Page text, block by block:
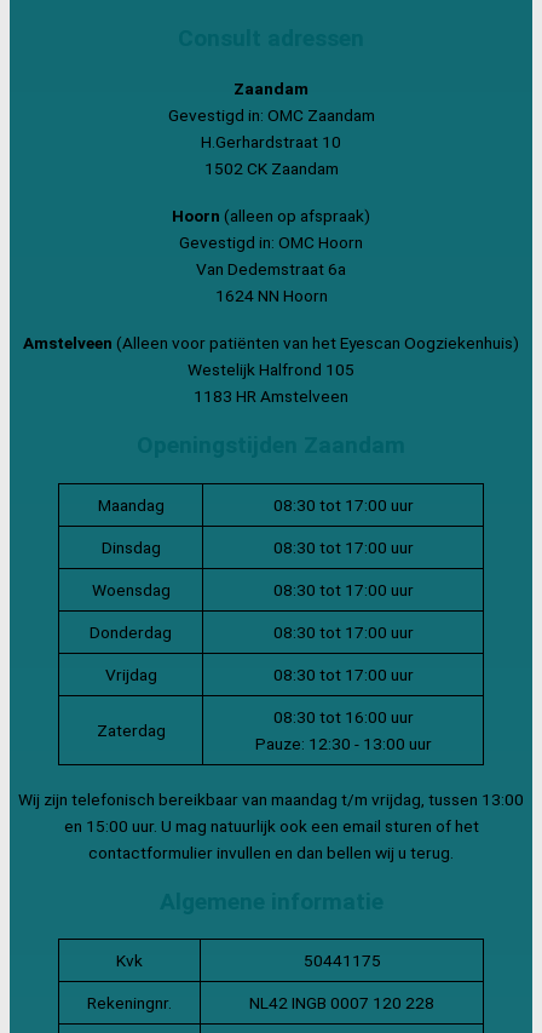
Zaandam
Gevestigd in: OMC Zaandam
H.Gerhardstraat 10
1502 CK Zaandam
Hoorn (alleen op afspraak)
Gevestigd in: OMC Hoorn
Van Dedemstraat 6a
1624 NN Hoorn
Amstelveen (Alleen voor patiënten van het Eyescan Oogziekenhuis)
Westelijk Halfrond 105
1183 HR Amstelveen
Maandag 08:30 tot 17:00 uur
Dinsdag 08:30 tot 17:00 uur
Woensdag 08:30 tot 17:00 uur
Donderdag 08:30 tot 17:00 uur
Vrijdag 08:30 tot 17:00 uur
Zaterdag
08:30 tot 16:00 uur
Pauze: 12:30 - 13:00 uur
Wij zijn telefonisch bereikbaar van maandag t/m vrijdag, tussen 13:00
en 15:00 uur. U mag natuurlijk ook een email sturen of het
contactformulier invullen en dan bellen wij u terug.
Kvk 50441175
Rekeningnr. NL42 INGB 0007 120 228